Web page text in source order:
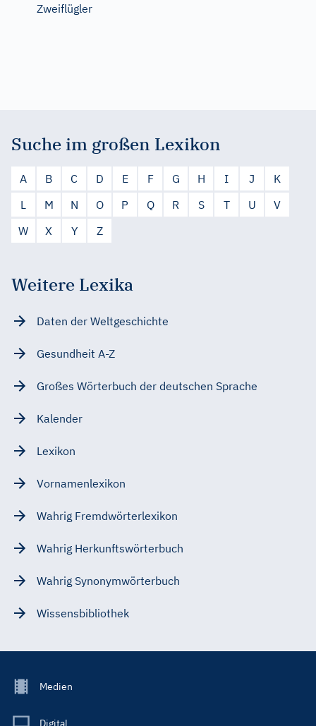
Zweiflügler
Suche im großen Lexikon
A B C D E F G H I J
K
L
M N O P Q R S T U
V
W
X Y Z
Weitere Lexika
Daten der Weltgeschichte
Gesundheit A-Z
Großes Wörterbuch der deutschen Sprache
Kalender
Lexikon
Vornamenlexikon
Wahrig Fremdwörterlexikon
Wahrig Herkunftswörterbuch
Wahrig Synonymwörterbuch
Wissensbibliothek
Footer
Main
Medien
Digital